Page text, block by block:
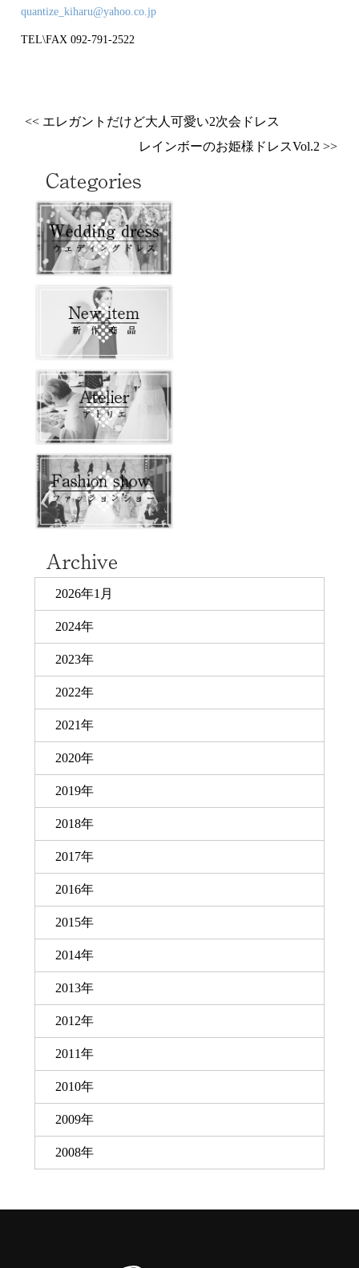
quantize_kiharu@yahoo.co.jp
TEL\FAX 092-791-2522
<< エレガントだけど大人可愛い2次会ドレス
レインボーのお姫様ドレスVol.2 >>
2026年1月
2024年
2023年
2022年
2021年
2020年
2019年
2018年
2017年
2016年
2015年
2014年
2013年
2012年
2011年
2010年
2009年
2008年